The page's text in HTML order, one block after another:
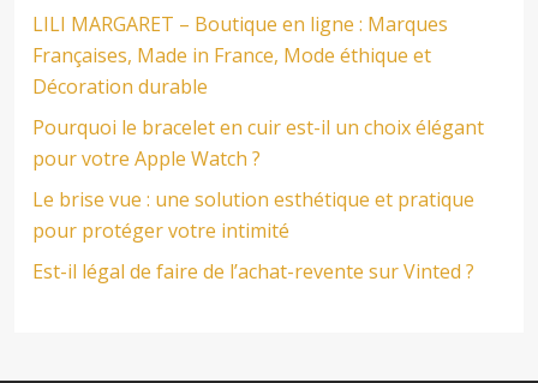
LILI MARGARET – Boutique en ligne : Marques
Françaises, Made in France, Mode éthique et
Décoration durable
Pourquoi le bracelet en cuir est-il un choix élégant
pour votre Apple Watch ?
Le brise vue : une solution esthétique et pratique
pour protéger votre intimité
Est-il légal de faire de l’achat-revente sur Vinted ?